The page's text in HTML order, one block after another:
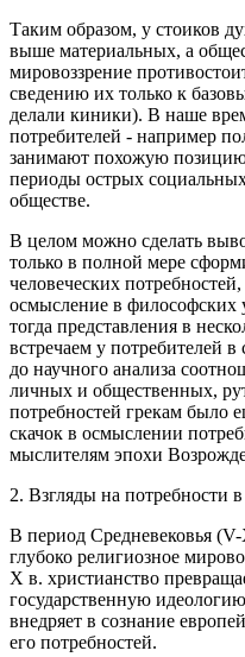
Таким образом, у стоиков
выше материальных, а
мировоззрение
сведению их только к
делали киники). В наше
потребителей - например
занимают похожую
периоды острых
обществе.
В целом можно сделать
только в полной мере
человеческих
осмысление в философских
тогда представления в
встречаем у потребителей
до научного анализа
личных и общественных,
потребностей грекам
скачок в осмыслении
мыслителям эпохи
2. Взгляды на потребности
В период Средневековья
глубоко религиозное
X в. христианство
государственную
внедряет в сознание
его потребностей.